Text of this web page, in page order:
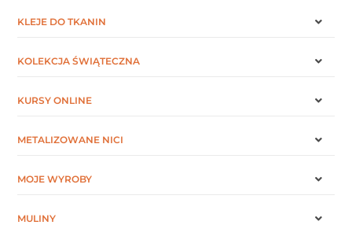
KLEJE DO TKANIN
KOLEKCJA ŚWIĄTECZNA
KURSY ONLINE
METALIZOWANE NICI
MOJE WYROBY
MULINY